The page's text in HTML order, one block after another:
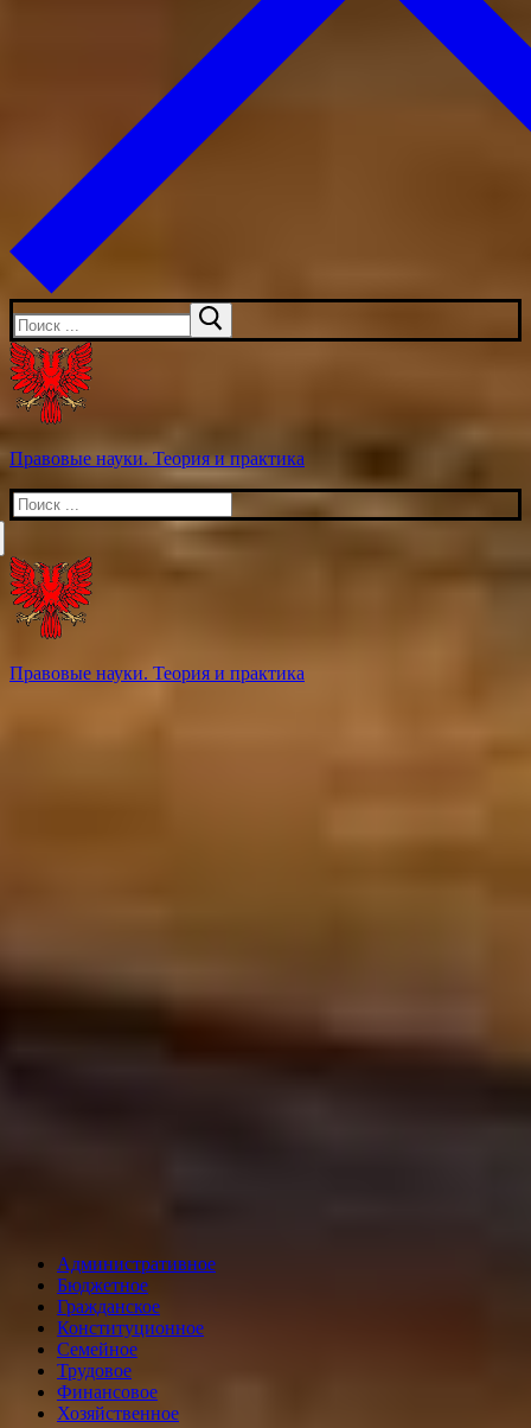
Искать:
Правовые науки. Теория и практика
Искать:
Правовые науки. Теория и практика
Административное
Бюджетное
Гражданское
Конституционное
Семейное
Трудовое
Финансовое
Хозяйственное